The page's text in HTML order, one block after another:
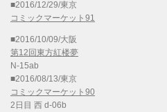
■2016/12/29/東京
コミックマーケット91
■2016/10/09/大阪
第12回東方紅楼夢
N-15ab
■2016/08/13/東京
コミックマーケット90
2日目 西 d-06b